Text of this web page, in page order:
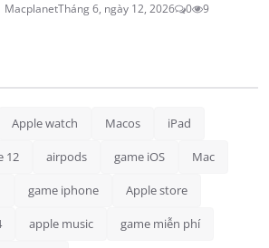
MacplanetTháng 6, ngày 12, 2026 0 9
Apple watch Macos iPad
12 airpods game iOS Mac
game iphone Apple store
apple music game miễn phí